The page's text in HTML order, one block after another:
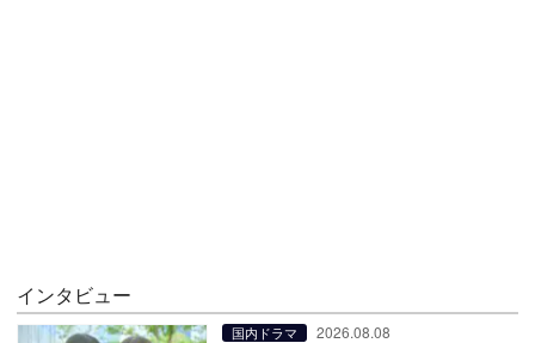
インタビュー
国内ドラマ 2026.08.08